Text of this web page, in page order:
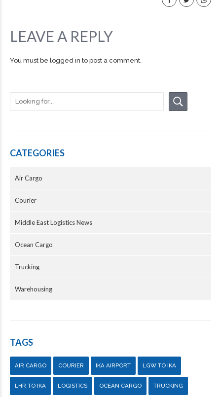
LEAVE A REPLY
You must be logged in to post a comment.
CATEGORIES
Air Cargo
Courier
Middle East Logistics News
Ocean Cargo
Trucking
Warehousing
TAGS
AIR CARGO COURIER IKA AIRPORT LGW TO IKA
LHR TO IKA LOGISTICS OCEAN CARGO TRUCKING